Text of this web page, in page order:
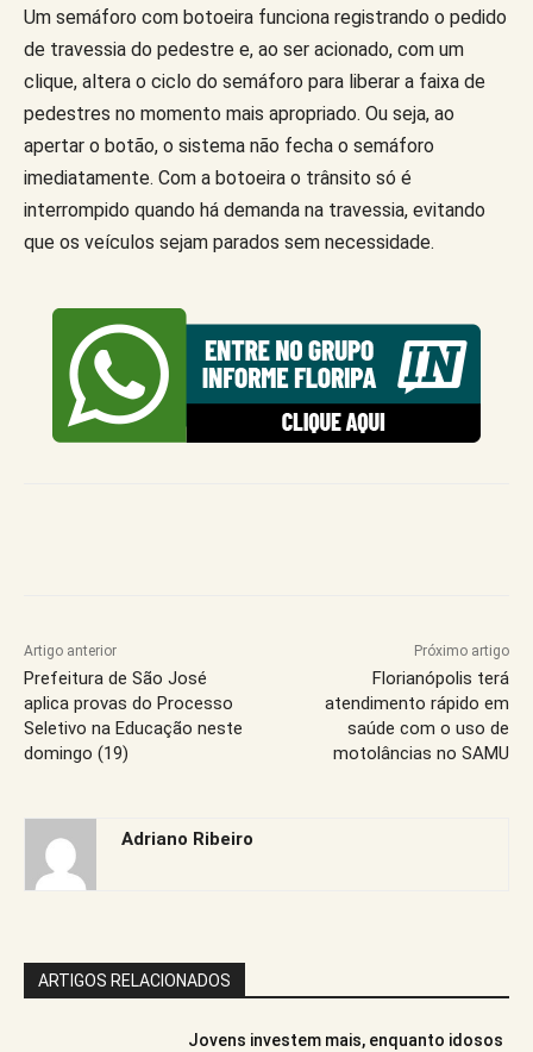
Um semáforo com botoeira funciona registrando o pedido
de travessia do pedestre e, ao ser acionado, com um
clique, altera o ciclo do semáforo para liberar a faixa de
pedestres no momento mais apropriado. Ou seja, ao
apertar o botão, o sistema não fecha o semáforo
imediatamente. Com a botoeira o trânsito só é
interrompido quando há demanda na travessia, evitando
que os veículos sejam parados sem necessidade.
Artigo anterior
Prefeitura de São José
aplica provas do Processo
Seletivo na Educação neste
domingo (19)
Próximo artigo
Florianópolis terá
atendimento rápido em
saúde com o uso de
motolâncias no SAMU
Adriano Ribeiro
ARTIGOS RELACIONADOS
Jovens investem mais, enquanto idosos